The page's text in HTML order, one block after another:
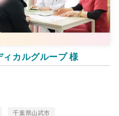
ィカルグループ 様
千葉県山武市